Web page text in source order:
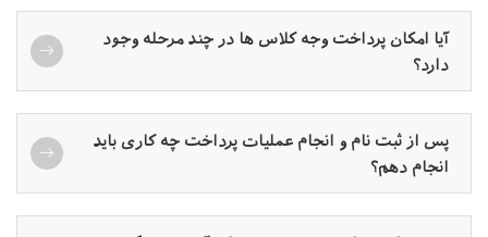
آیا امکان پرداخت وجه کلاس ها در چند مرحله وجود
دارد؟
پس از ثبت نام و انجام عملیات پرداخت چه کاری باید
انجام دهم؟